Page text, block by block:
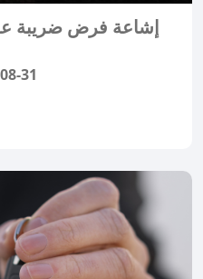
إشاعة فرض ضريبة
31